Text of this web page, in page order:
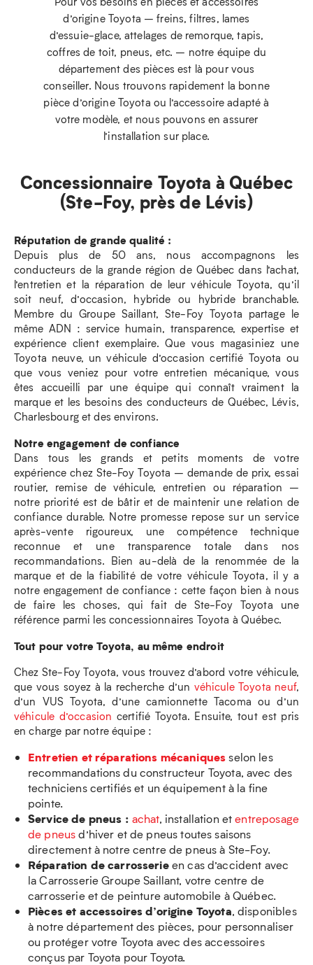
d’origine Toyota – freins, filtres, lames
d’essuie-glace, attelages de remorque, tapis,
coffres de toit, pneus, etc. – notre équipe du
département des pièces est là pour vous
conseiller. Nous trouvons rapidement la bonne
pièce d’origine Toyota ou l’accessoire adapté à
votre modèle, et nous pouvons en assurer
l’installation sur place.
Concessionnaire Toyota à Québec
(Ste-Foy, près de Lévis)
Réputation de grande qualité :
Depuis plus de 50 ans, nous accompagnons les
conducteurs de la grande région de Québec dans l’achat,
l’entretien et la réparation de leur véhicule Toyota, qu’il
soit neuf, d’occasion, hybride ou hybride branchable.
Membre du Groupe Saillant, Ste-Foy Toyota partage le
même ADN : service humain, transparence, expertise et
expérience client exemplaire. Que vous magasiniez une
Toyota neuve, un véhicule d’occasion certifié Toyota ou
que vous veniez pour votre entretien mécanique, vous
êtes accueilli par une équipe qui connaît vraiment la
marque et les besoins des conducteurs de Québec, Lévis,
Charlesbourg et des environs.
Notre engagement de confiance
Dans tous les grands et petits moments de votre
expérience chez Ste-Foy Toyota – demande de prix, essai
routier, remise de véhicule, entretien ou réparation –
notre priorité est de bâtir et de maintenir une relation de
confiance durable. Notre promesse repose sur un service
après-vente rigoureux, une compétence technique
reconnue et une transparence totale dans nos
recommandations. Bien au-delà de la renommée de la
marque et de la fiabilité de votre véhicule Toyota, il y a
notre engagement de confiance : cette façon bien à nous
de faire les choses, qui fait de Ste-Foy Toyota une
référence parmi les concessionnaires Toyota à Québec.
Tout pour votre Toyota, au même endroit
Chez Ste-Foy Toyota, vous trouvez d’abord votre véhicule,
que vous soyez à la recherche d’un véhicule Toyota neuf,
d’un VUS Toyota, d’une camionnette Tacoma ou d’un
véhicule d’occasion certifié Toyota. Ensuite, tout est pris
en charge par notre équipe :
Entretien et réparations mécaniquesselon les
recommandations du constructeur Toyota, avec des
techniciens certifiés et un équipement à la fine
pointe.
Service de pneus : achat, installation etentreposage
de pneusd’hiver et de pneus toutes saisons
directement à notre centre de pneus à Ste-Foy.
Réparation de carrosserieen cas d’accident avec
la Carrosserie Groupe Saillant, votre centre de
carrosserie et de peinture automobile à Québec.
Pièces et accessoires d’origine Toyota, disponibles
à notre département des pièces, pour personnaliser
ou protéger votre Toyota avec des accessoires
conçus par Toyota pour Toyota.